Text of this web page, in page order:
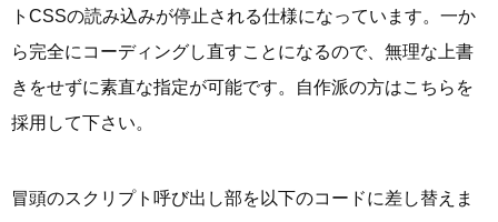
トCSSの読み込みが停止される仕様になっています。一か
ら完全にコーディングし直すことになるので、無理な上書
きをせずに素直な指定が可能です。自作派の方はこちらを
採用して下さい。
冒頭のスクリプト呼び出し部を以下のコードに差し替えま